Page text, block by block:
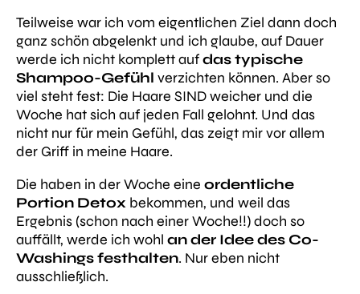
Teilweise war ich vom eigentlichen Ziel dann doch
ganz schön abgelenkt und ich glaube, auf Dauer
werde ich nicht komplett aufdas typische
Shampoo-Gefühl verzichten können. Aber so
viel steht fest: Die Haare SIND weicher und die
Woche hat sich auf jeden Fall gelohnt. Und das
nicht nur für mein Gefühl, das zeigt mir vor allem
der Griff in meine Haare.
Die haben in der Woche eine ordentliche
Portion Detox bekommen, und weil das
Ergebnis (schon nach einer Woche!!) doch so
auffällt, werde ich wohl an der Idee des Co-
Washings festhalten. Nur eben nicht
ausschließlich.